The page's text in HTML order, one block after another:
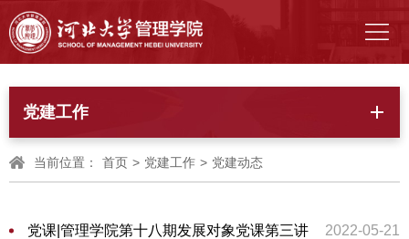
党建工作
当前位置： 首页 > 党建工作 > 党建动态
2022-05-21
党课|管理学院第十八期发展对象党课第三讲